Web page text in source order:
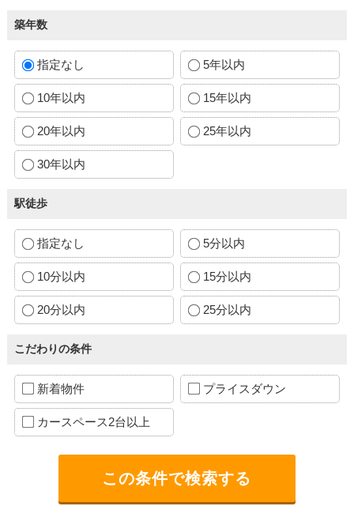
築年数
指定なし 5年以内
10年以内 15年以内
20年以内 25年以内
30年以内
駅徒歩
指定なし 5分以内
10分以内 15分以内
20分以内 25分以内
こだわりの条件
新着物件 プライスダウン
カースペース2台以上